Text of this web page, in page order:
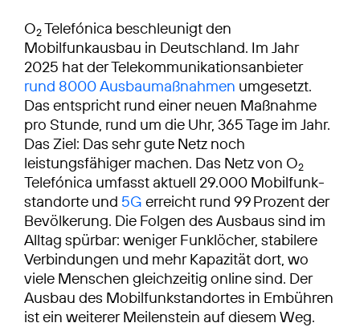
O2Telefónica beschleunigt den
Mobilfunkausbau in Deutschland. Im Jahr
2025 hat der Telekommunikationsanbieter
rund 8000 Ausbaumaßnahmen umgesetzt.
Das entspricht rund einer neuen Maßnahme
pro Stunde, rund um die Uhr, 365 Tage im Jahr.
Das Ziel: Das sehr gute Netz noch
leistungsfähiger machen. Das Netz von O2
Telefónica umfasst aktuell 29.000 Mobilfunk­
standorte und 5G erreicht rund 99 Prozent der
Bevölkerung. Die Folgen des Ausbaus sind im
Alltag spürbar: weniger Funklöcher, stabilere
Verbindungen und mehr Kapazität dort, wo
viele Menschen gleichzeitig online sind. Der
Ausbau des Mobilfunkstandortes in Embühren
ist ein weiterer Meilenstein auf diesem Weg.